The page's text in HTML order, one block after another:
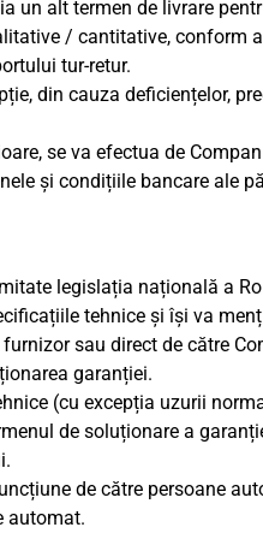
un alt termen de livrare
/ cantitative, conform
tur-retur.
din cauza deficiențelor,
se va efectua de
și condițiile bancare ale
legislația națională a
tehnice și își va
sau direct de către
garanției.
(cu excepția uzurii
de soluționare a
de către persoane
automat.